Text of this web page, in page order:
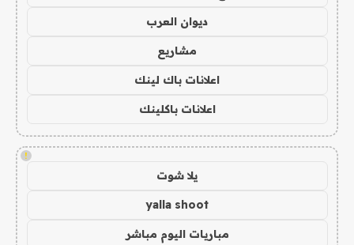
ديوان العرب
مشاريع
اعلانات باك لينك
اعلانات باكلينك
!
يلا شوت
yalla shoot
مباريات اليوم مباشر